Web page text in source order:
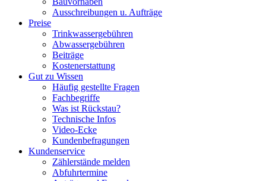
Ausschreibungen u. Aufträge
Preise
Trinkwassergebühren
Abwassergebühren
Beiträge
Kostenerstattung
Gut zu Wissen
Häufig gestellte Fragen
Fachbegriffe
Was ist Rückstau?
Technische Infos
Video-Ecke
Kundenbefragungen
Kundenservice
Zählerstände melden
Abfuhrtermine